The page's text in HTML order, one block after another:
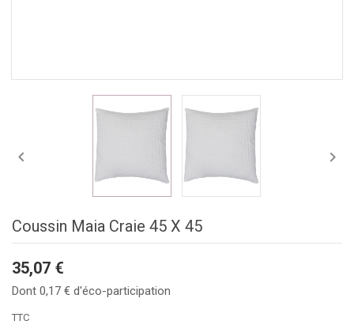
 
Coussin Maia Craie 45 X 45
35,07 €
Dont 0,17 € d'éco-participation
TTC